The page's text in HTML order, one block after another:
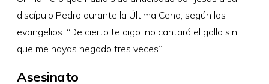
discípulo Pedro durante la Última Cena, según los
evangelios: “De cierto te digo: no cantará el gallo sin
que me hayas negado tres veces”.
Asesinato